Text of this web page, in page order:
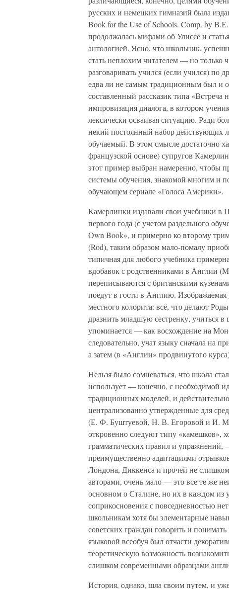
русских и немецких гимназий была
Book for the Use of Schools. Comp. by
продолжалась мифами об Улиссе и
антологией. Ясно, что школьник,
стать неплохим читателем — но
разговаривать учился (если учился) по
едва ли не самым традиционным был и
составленный рассказик типа «Встреча
импровизация диалога, в котором
лексически осваивая ситуацию. Ради
некий постоянный набор действующих
обучаемый. В этом смысле достаточно
французской основе) супругов
этот пример выбран намеренно, чтобы
системы обучения, знакомой многим и
обучающем сериале «Голоса Америки».
Камерлинки издавали свои учебники в
первого года (с учетом раздельного
Own Book», и примерно ко второму
(Rod), таким образом мало-помалу
типичная для любого учебника
вдобавок с родственниками в Англии
переписываются с британскими
поедут в гости в Англию.
местного колорита: всё, что делают
дразнить младшую сестренку, учиться
упоминается — как восхождение на
следовательно, учат языку сначала на
а затем (в «Англии» продвинутого
Нельзя было сомневаться, что школа
использует — конечно, с необходимой
традиционных моделей, и
централизованно утвержденные для
(Е. Ф. Буштуевой, Н. В. Егоровой и И.
откровенно следуют типу «камешков»,
грамматических правил и упражнений,
преимущественно адаптациями
Лондона, Диккенса и прочей не
авторами, очень мало — это все те же
основном о Сталине, но их в каждом из
соприкосновения с повседневностью
школьникам хотя бы элементарные
советских граждан говорить и
языковой всеобуч был отчасти
теоретическую возможность
слишком современными образцами
История, однако, шла своим путем, и